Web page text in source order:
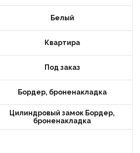
Белый
Квартира
Под заказ
Бордер, броненакладка
Цилиндровый замок Бордер,
броненакладка